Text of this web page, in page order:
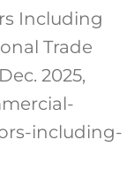
Including
Trade
2025,
including-